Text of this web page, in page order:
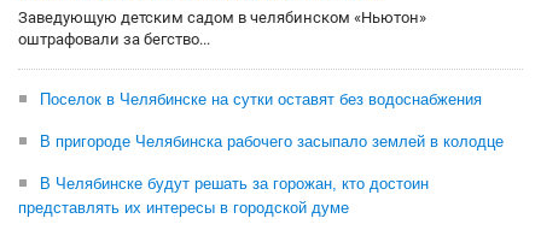
Заведующую детским садом в челябинском «Ньютон»
оштрафовали за бегство...
Поселок в Челябинске на сутки оставят без водоснабжения
В пригороде Челябинска рабочего засыпало землей в колодце
В Челябинске будут решать за горожан, кто достоин
представлять их интересы в городской думе